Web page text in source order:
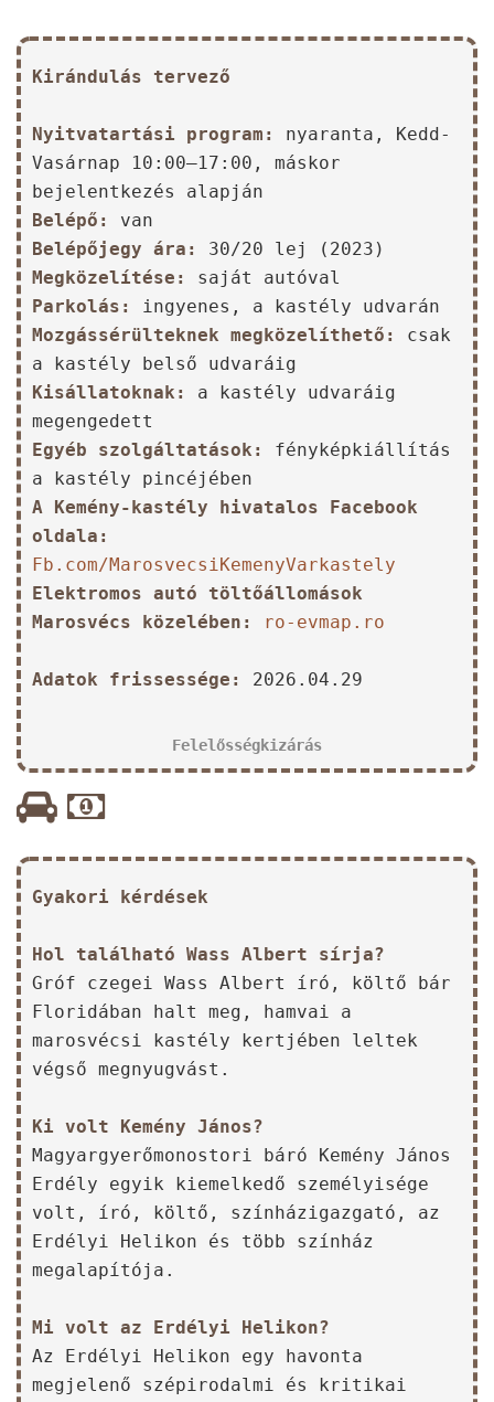
Kirándulás tervező
Nyitvatartási program:
nyaranta, Kedd-
Vasárnap 10:00–17:00, máskor
bejelentkezés alapján
Belépő:
van
Belépőjegy ára:
30/20 lej (2023)
Megközelítése:
saját autóval
Parkolás:
ingyenes, a kastély udvarán
Mozgássérülteknek megközelíthető:
csak
a kastély belső udvaráig
Kisállatoknak:
a kastély udvaráig
megengedett
Egyéb szolgáltatások:
fényképkiállítás
a kastély pincéjében
A Kemény-kastély hivatalos Facebook
oldala:
Fb.com/MarosvecsiKemenyVarkastely
Elektromos autó töltőállomások
Marosvécs közelében:
ro-evmap.ro
Adatok frissessége: 2026.04.29
Felelősségkizárás
Gyakori kérdések
Hol található Wass Albert sírja?
Gróf czegei Wass Albert író, költő bár
Floridában halt meg, hamvai a
marosvécsi kastély kertjében leltek
végső megnyugvást.
Ki volt Kemény János?
Magyargyerőmonostori báró Kemény János
Erdély egyik kiemelkedő személyisége
volt, író, költő, színházigazgató, az
Erdélyi Helikon és több színház
megalapítója.
Mi volt az Erdélyi Helikon?
Az Erdélyi Helikon egy havonta
megjelenő szépirodalmi és kritikai